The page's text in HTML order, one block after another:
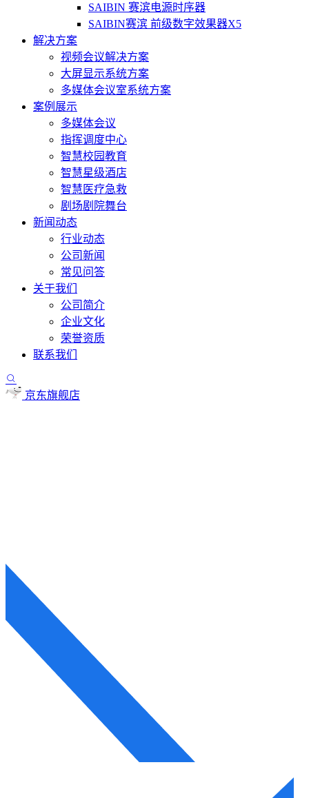
SAIBIN 赛滨电源时序器
SAIBIN赛滨 前级数字效果器X5
解决方案
视频会议解决方案
大屏显示系统方案
多媒体会议室系统方案
案例展示
多媒体会议
指挥调度中心
智慧校园教育
智慧星级酒店
智慧医疗急救
剧场剧院舞台
新闻动态
行业动态
公司新闻
常见问答
关于我们
公司简介
企业文化
荣誉资质
联系我们
京东旗舰店